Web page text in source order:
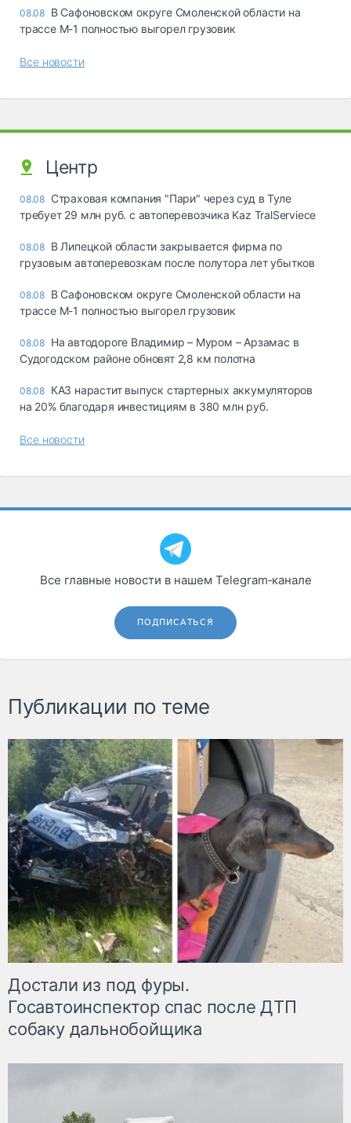
08.08 В Сафоновском округе Смоленской области на
трассе М-1 полностью выгорел грузовик
Все новости
Центр
08.08 Страховая компания "Пари" через суд в Туле
требует 29 млн руб. с автоперевозчика Kaz TralServiece
08.08 В Липецкой области закрывается фирма по
грузовым автоперевозкам после полутора лет убытков
08.08 В Сафоновском округе Смоленской области на
трассе М-1 полностью выгорел грузовик
08.08 На автодороге Владимир – Муром – Арзамас в
Судогодском районе обновят 2,8 км полотна
08.08 КАЗ нарастит выпуск стартерных аккумуляторов
на 20% благодаря инвестициям в 380 млн руб.
Все новости
Все главные новости в нашем Telegram‑канале
ПОДПИСАТЬСЯ
Публикации по теме
Достали из под фуры.
Госавтоинспектор спас после ДТП
собаку дальнобойщика